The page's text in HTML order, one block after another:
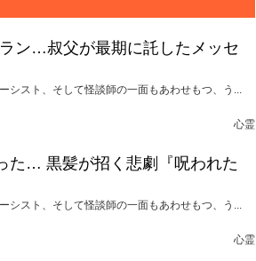
ン…叔父が最期に託したメッセ
シスト、そして怪談師の一面もあわせもつ、う...
心霊
た… 黒髪が招く悲劇『呪われた
シスト、そして怪談師の一面もあわせもつ、う...
心霊